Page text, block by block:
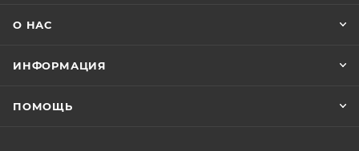
О НАС
ИНФОРМАЦИЯ
ПОМОЩЬ